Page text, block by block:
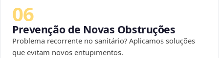
06
Prevenção de Novas Obstruções
Problema recorrente no sanitário? Aplicamos soluções
que evitam novos entupimentos.